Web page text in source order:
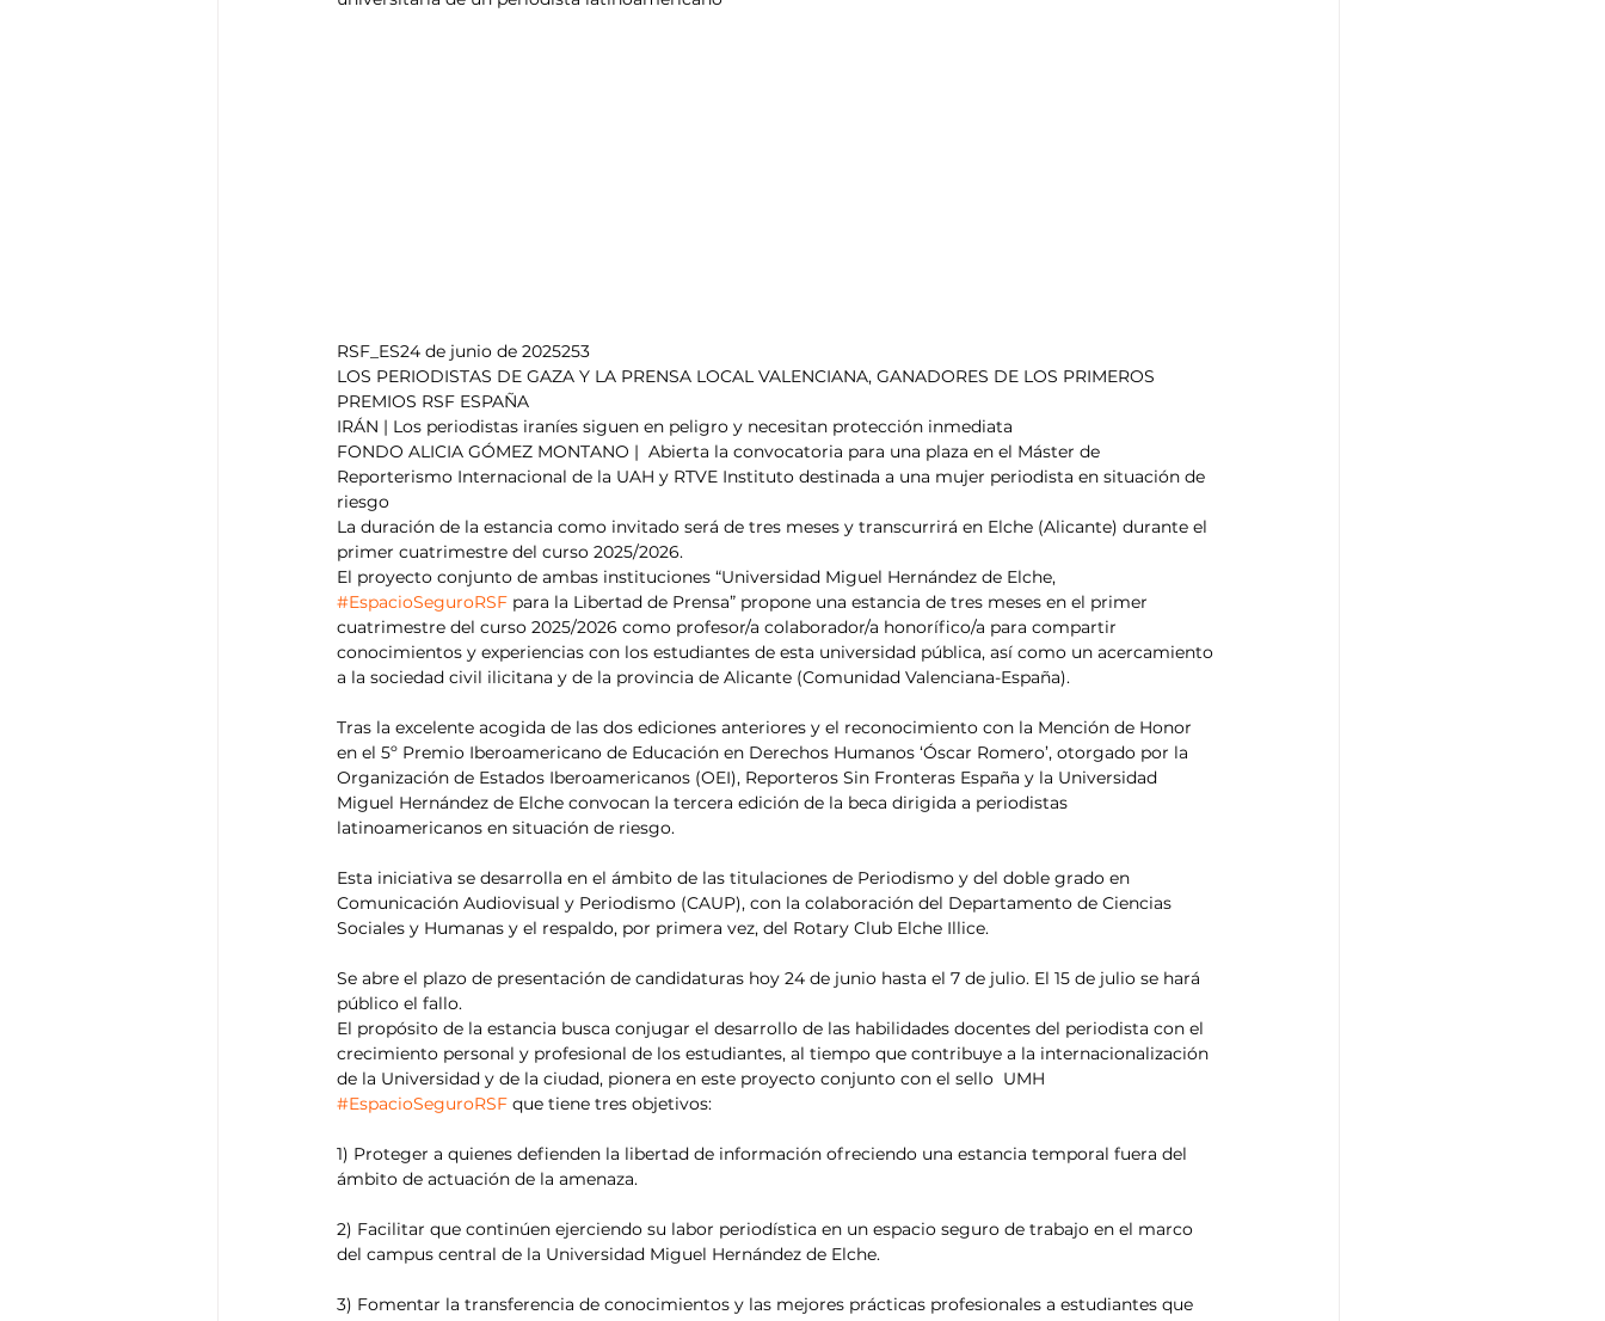
Think Tank Playground Tesis Análisis de tendencias
RSF_ES24 de junio de 2025253
LOS PERIODISTAS DE GAZA Y LA PRENSA LOCAL VALENCIANA, GANADORES DE LOS PRIMEROS
PREMIOS RSF ESPAÑA
IRÁN | Los periodistas iraníes siguen en peligro y necesitan protección inmediata
FONDO ALICIA GÓMEZ MONTANO |  Abierta la convocatoria para una plaza en el Máster de
Reporterismo Internacional de la UAH y RTVE Instituto destinada a una mujer periodista en situación de
riesgo
La duración de la estancia como invitado será de tres meses y transcurrirá en Elche (Alicante) durante el
primer cuatrimestre del curso 2025/2026.
El proyecto conjunto de ambas instituciones “Universidad Miguel Hernández de Elche,
#EspacioSeguroRSF para la Libertad de Prensa” propone una estancia de tres meses en el primer
cuatrimestre del curso 2025/2026 como profesor/a colaborador/a honorífico/a para compartir
conocimientos y experiencias con los estudiantes de esta universidad pública, así como un acercamiento
a la sociedad civil ilicitana y de la provincia de Alicante (Comunidad Valenciana-España).
Tras la excelente acogida de las dos ediciones anteriores y el reconocimiento con la Mención de Honor
en el 5º Premio Iberoamericano de Educación en Derechos Humanos ‘Óscar Romero’, otorgado por la
Organización de Estados Iberoamericanos (OEI), Reporteros Sin Fronteras España y la Universidad
Miguel Hernández de Elche convocan la tercera edición de la beca dirigida a periodistas
latinoamericanos en situación de riesgo.
Esta iniciativa se desarrolla en el ámbito de las titulaciones de Periodismo y del doble grado en
Comunicación Audiovisual y Periodismo (CAUP), con la colaboración del Departamento de Ciencias
Sociales y Humanas y el respaldo, por primera vez, del Rotary Club Elche Illice.
Se abre el plazo de presentación de candidaturas hoy 24 de junio hasta el 7 de julio. El 15 de julio se hará
público el fallo.
El propósito de la estancia busca conjugar el desarrollo de las habilidades docentes del periodista con el
crecimiento personal y profesional de los estudiantes, al tiempo que contribuye a la internacionalización
de la Universidad y de la ciudad, pionera en este proyecto conjunto con el sello  UMH
#EspacioSeguroRSF que tiene tres objetivos:
1) Proteger a quienes defienden la libertad de información ofreciendo una estancia temporal fuera del
ámbito de actuación de la amenaza.
2) Facilitar que continúen ejerciendo su labor periodística en un espacio seguro de trabajo en el marco
del campus central de la Universidad Miguel Hernández de Elche.
3) Fomentar la transferencia de conocimientos y las mejores prácticas profesionales a estudiantes que